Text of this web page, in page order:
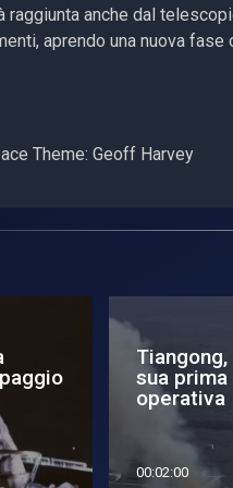
raggiunta anche dal
aprendo una nuova
Theme: Geoff Harvey
di
difese
spaziali
00:00:52